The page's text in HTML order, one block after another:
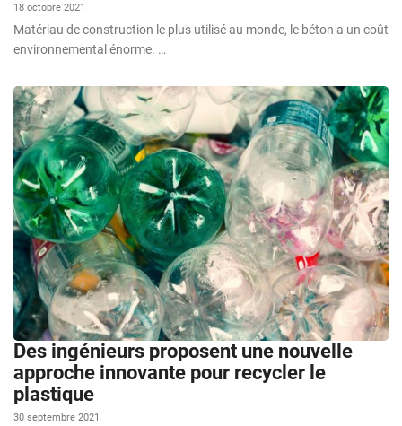
18 octobre 2021
Matériau de construction le plus utilisé au monde, le béton a un coût
environnemental énorme. …
Des ingénieurs proposent une nouvelle
approche innovante pour recycler le
plastique
30 septembre 2021